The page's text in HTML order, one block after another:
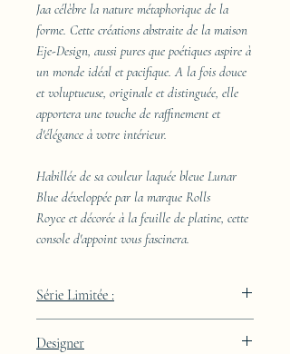
Jaa célèbre la nature métaphorique de la
forme. Cette créations abstraite de la maison
Eje-Design, aussi pures que poétiques aspire à
un monde idéal et pacifique. A la fois douce
et voluptueuse, originale et distinguée, elle
apportera une touche de raffinement et
d'élégance à votre intérieur.
Habillée de sa couleur laquée bleue Lunar
Blue développée par la marque Rolls
Royce et décorée à la feuille de platine, cette
console d'appoint vous fascinera.
Série Limitée :
Designer